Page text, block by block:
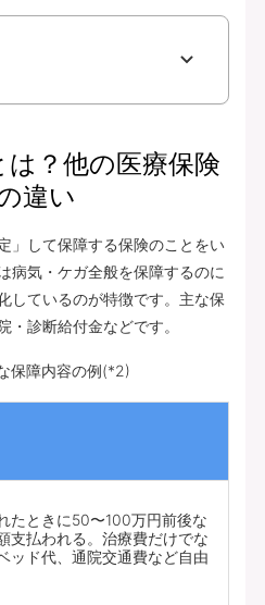
は？他の医療保険
違い
」して保障する保険のことをい
病気・ケガ全般を保障するのに
しているのが特徴です。主な保
・診断給付金などです。
保障内容の例(*2)
たときに50〜100万円前後な
支払われる。治療費だけでな
ッド代、通院交通費など自由